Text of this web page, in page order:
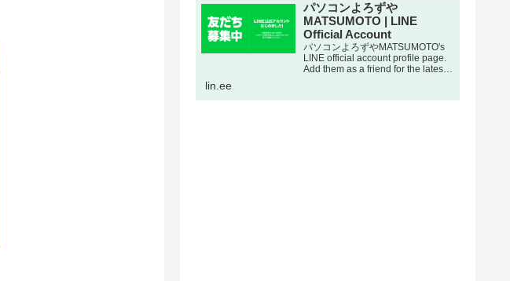
パソコンよろずや
MATSUMOTO | LINE
Official Account
パソコンよろずやMATSUMOTO's
LINE official account profile page.
Add them as a friend for the latest
lin.ee